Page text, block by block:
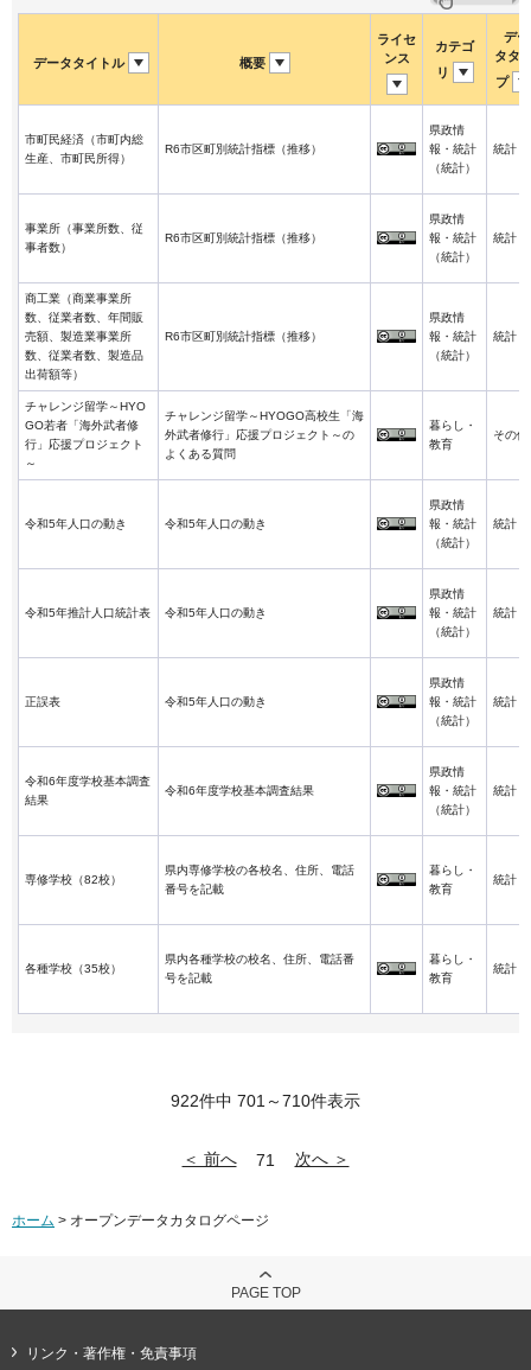
データタイトル 概要
ライセ
ンス
カテゴ
リ
デー
タタ
プ
市町民経済（市町内総
生産、市町民所得）
R6市区町別統計指標（推移）
県政情
報・統計
（統計）
統計
事業所（事業所数、従
事者数）
R6市区町別統計指標（推移）
県政情
報・統計
（統計）
統計
商工業（商業事業所
数、従業者数、年間販
売額、製造業事業所
数、従業者数、製造品
出荷額等）
R6市区町別統計指標（推移）
県政情
報・統計
（統計）
統計
チャレンジ留学～HYO
GO若者「海外武者修
行」応援プロジェクト
～
チャレンジ留学～HYOGO高校生「海
外武者修行」応援プロジェクト～の
よくある質問
暮らし・
教育
その他
令和5年人口の動き 令和5年人口の動き
県政情
報・統計
（統計）
統計
令和5年推計人口統計表 令和5年人口の動き
県政情
報・統計
（統計）
統計
正誤表 令和5年人口の動き
県政情
報・統計
（統計）
統計
令和6年度学校基本調査
結果
令和6年度学校基本調査結果
県政情
報・統計
（統計）
統計
専修学校（82校）
県内専修学校の各校名、住所、電話
番号を記載
暮らし・
教育
統計
各種学校（35校）
県内各種学校の校名、住所、電話番
号を記載
暮らし・
教育
統計
922件中 701～710件表示
＜ 前へ 71 次へ ＞
ホーム > オープンデータカタログページ
PAGE TOP
リンク・著作権・免責事項